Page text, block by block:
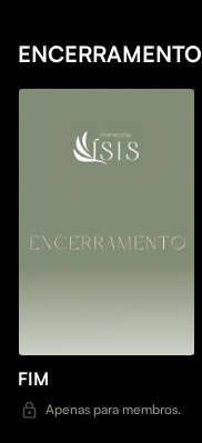
ENCERRAMENTO
FIM
Apenas para membros.